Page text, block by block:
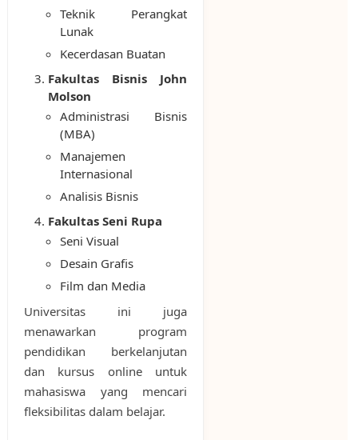
Teknik Perangkat
Lunak
Kecerdasan Buatan
Fakultas Bisnis John
Molson
Administrasi Bisnis
(MBA)
Manajemen
Internasional
Analisis Bisnis
Fakultas Seni Rupa
Seni Visual
Desain Grafis
Film dan Media
Universitas ini juga
menawarkan program
pendidikan berkelanjutan
dan kursus online untuk
mahasiswa yang mencari
fleksibilitas dalam belajar.